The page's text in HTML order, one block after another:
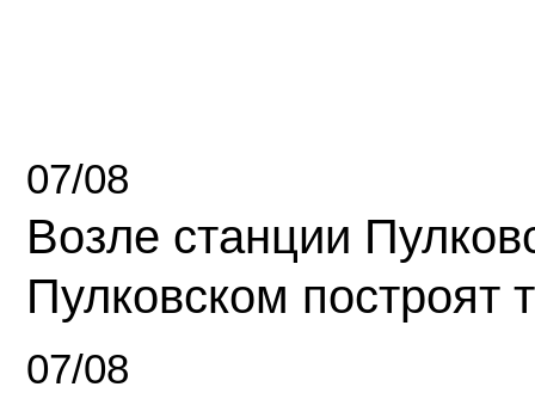
07/08
Возле станции
Пулковском построят
07/08